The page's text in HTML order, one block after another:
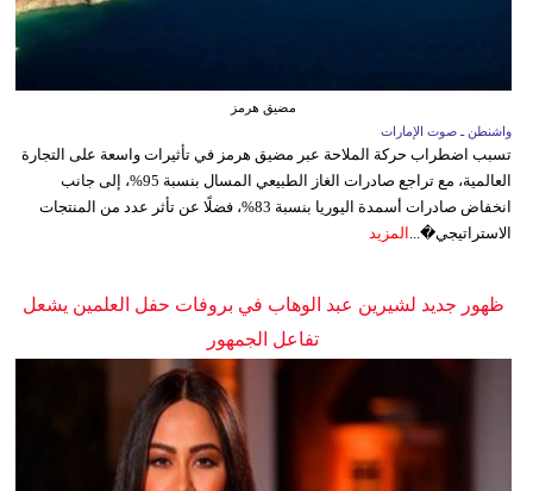
مضيق هرمز
واشنطن ـ صوت الإمارات
تسبب اضطراب حركة الملاحة عبر مضيق هرمز في تأثيرات واسعة على التجارة
العالمية، مع تراجع صادرات الغاز الطبيعي المسال بنسبة 95%، إلى جانب
انخفاض صادرات أسمدة اليوريا بنسبة 83%، فضلًا عن تأثر عدد من المنتجات
الاستراتيجي�... المزيد
ظهور جديد لشيرين عبد الوهاب في بروفات حفل العلمين يشعل
تفاعل الجمهور